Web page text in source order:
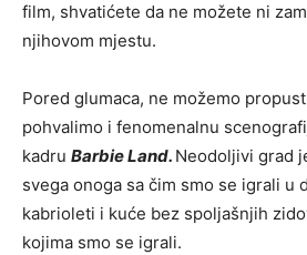
film, shvatićete da ne možete ni
njihovom mjestu.
Pored glumaca, ne možemo
pohvalimo i fenomenalnu
kadru Barbie Land. Neodoljivi grad
svega onoga sa čim smo se igrali u
kabrioleti i kuće bez spoljašnjih
kojima smo se igrali.